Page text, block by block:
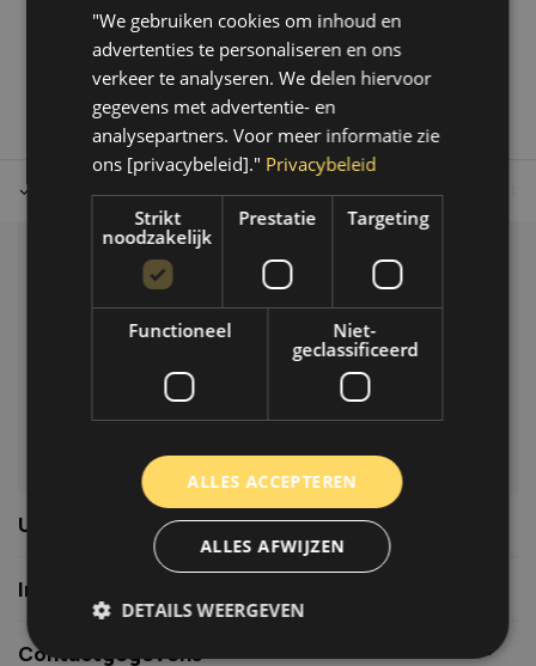
1
Tot 30 dagen retour sturen. Op werkdagen voor 14.00 uur
Klantenservice
Veelgestelde vragen
06-39119169
info@autoklusser.nl
Usefull links
Informatie
Contactgegevens
"We gebruiken cookies om inhoud en
advertenties te personaliseren en ons
verkeer te analyseren. We delen hiervoor
gegevens met advertentie- en
analysepartners. Voor meer informatie zie
ons [privacybeleid]." Privacybeleid
Strikt
noodzakelijk
Prestatie Targeting
Functioneel
Niet-
geclassificeerd
ALLES ACCEPTEREN
ALLES AFWIJZEN
DETAILS WEERGEVEN